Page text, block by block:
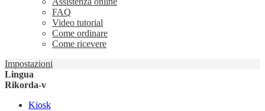
FAQ
Video tutorial
Come ordinare
Come ricevere
Impostazioni
Lingua
Rikorda-v
Kiosk